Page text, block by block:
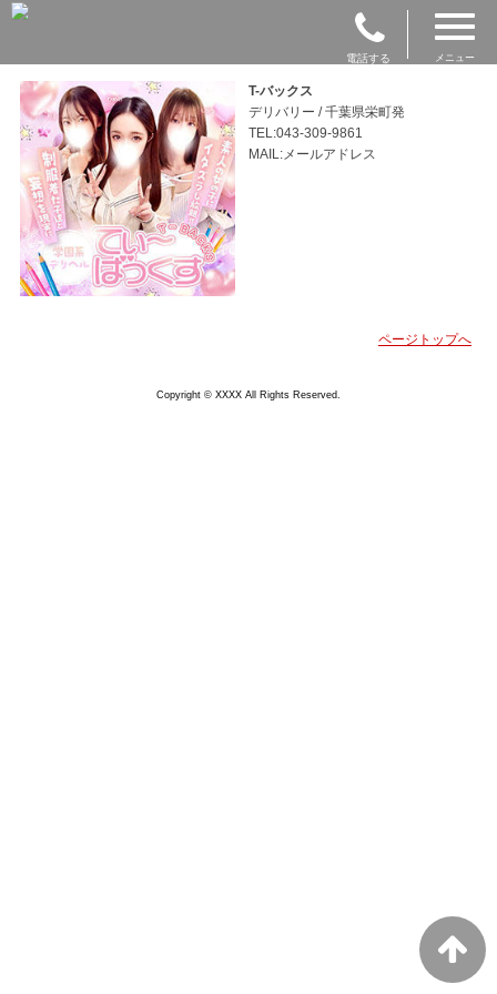
電話する メニュー
T-バックス
デリバリー / 千葉県栄町発
TEL:043-309-9861
MAIL:メールアドレス
ページトップへ
Copyright © XXXX All Rights Reserved.